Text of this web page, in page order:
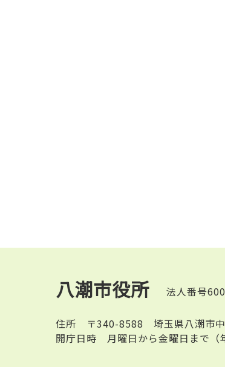
八潮市役所 法人番号
住所 〒340-8588 埼玉県八潮市
開庁日時 月曜日から金曜日まで